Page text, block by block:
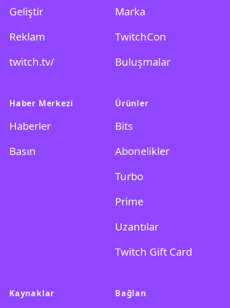
Geliştir
Reklam
twitch.tv/
Marka
TwitchCon
Buluşmalar
Haber Merkezi
Haberler
Basın
Ürünler
Bits
Abonelikler
Turbo
Prime
Uzantılar
Twitch Gift Card
Kaynaklar Bağlan